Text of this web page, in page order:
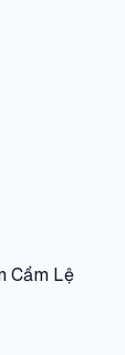
Cẩm Lệ